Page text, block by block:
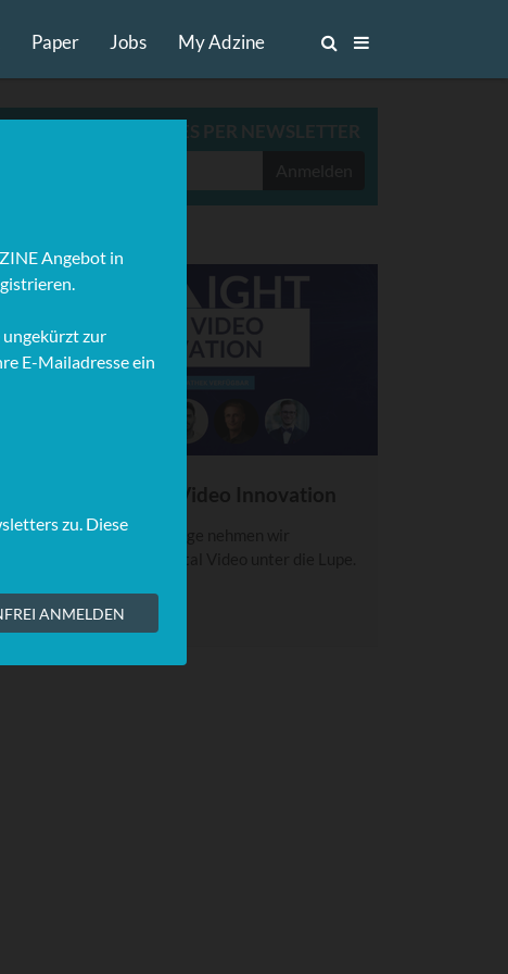
Paper Jobs My Adzine
ADZINE TOP-STORIES PER NEWSLETTER
In dieser SPOTLIGHT-Folge nehmen wir